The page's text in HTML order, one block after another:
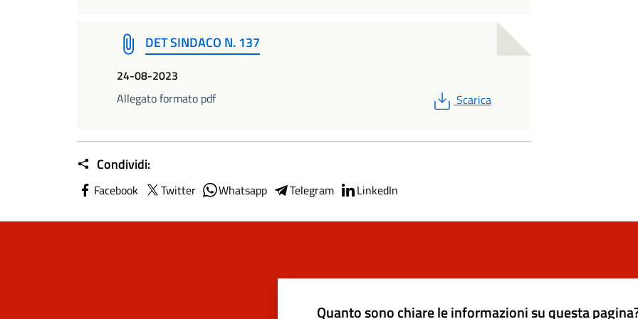
DET SINDACO N. 137
24-08-2023
Allegato formato pdf
PDF
Scarica
Condividi:
Facebook Twitter Whatsapp Telegram LinkedIn
Quanto sono chiare le informazioni su questa